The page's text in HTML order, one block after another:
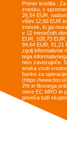
Primer kredita :
znesku, s
26,54 EUR,
višini 12,00 EUR
znesek, ki ga
v 12 mesečnih
EUR, 108,73
94,64 EUR, 91,21
zgolj informativne
tega
niso zavezujoče.
enaka vsoti
banke za
(https://
2% in fiksnega
mere EC MRO in
poveča tudi